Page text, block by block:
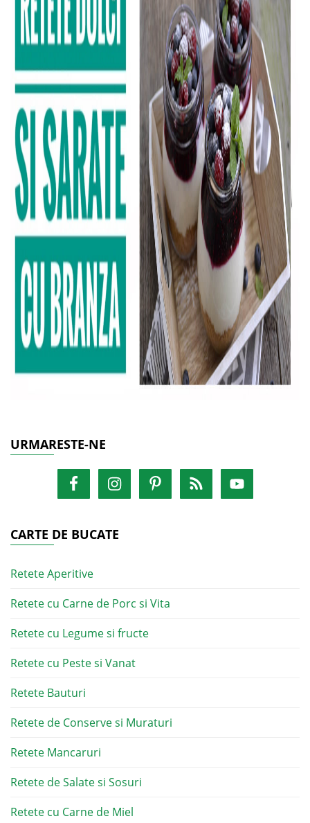
URMARESTE-NE
CARTE DE BUCATE
Retete Aperitive
Retete cu Carne de Porc si Vita
Retete cu Legume si fructe
Retete cu Peste si Vanat
Retete Bauturi
Retete de Conserve si Muraturi
Retete Mancaruri
Retete de Salate si Sosuri
Retete cu Carne de Miel